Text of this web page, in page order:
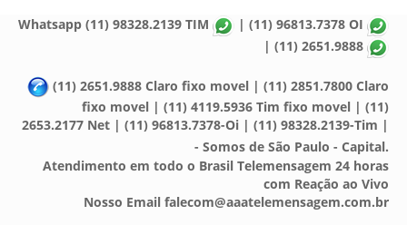
Whatsapp (11) 98328.2139 TIM
| (11) 96813.7378 OI
| (11) 2651.9888
(11) 2651.9888 Claro fixo movel | (11) 2851.7800 Claro
fixo movel | (11) 4119.5936 Tim fixo movel | (11)
2653.2177 Net | (11) 96813.7378-Oi | (11) 98328.2139-Tim |
- Somos de São Paulo - Capital.
Atendimento em todo o Brasil Telemensagem 24 horas
com Reação ao Vivo
Nosso Email falecom@aaatelemensagem.com.br